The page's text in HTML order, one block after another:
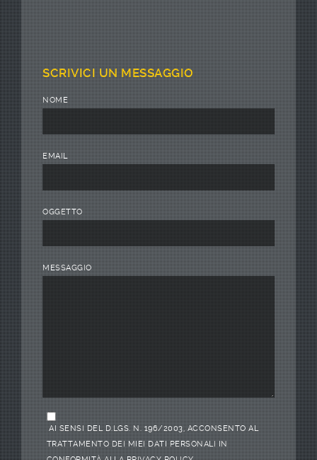
SCRIVICI UN MESSAGGIO
NOME
EMAIL
OGGETTO
MESSAGGIO
AI SENSI DEL D.LGS. N. 196/2003, ACCONSENTO AL
TRATTAMENTO DEI MIEI DATI PERSONALI IN